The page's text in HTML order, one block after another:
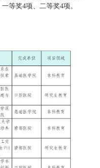
等奖4项、二等奖4项。